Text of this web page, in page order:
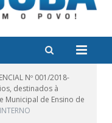
Nº 001/2018-
destinados à
Municipal de Ensino de